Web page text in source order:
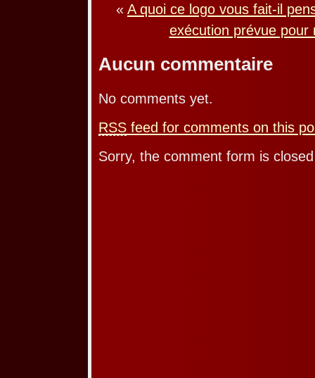
« A quoi ce logo vous fait-il
exécution prévue pour
Aucun commentaire
No comments yet.
RSS feed for comments on this
Sorry, the comment form is